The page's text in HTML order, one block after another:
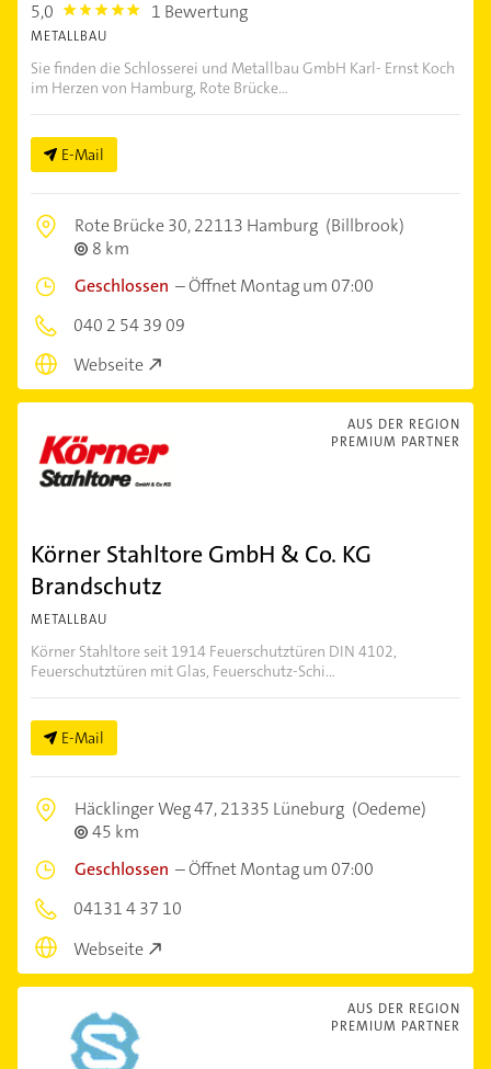
5,0 5.0 1 Bewertung
METALLBAU
Sie finden die Schlosserei und Metallbau GmbH Karl- Ernst Koch
im Herzen von Hamburg, Rote Brücke...
E-Mail
Rote Brücke 30,22113 Hamburg (Billbrook)
8 km
Geschlossen –Öffnet Montag um 07:00
040 2 54 39 09
Webseite
AUS DER REGION
PREMIUM PARTNER
Körner Stahltore GmbH & Co. KG
Brandschutz
METALLBAU
Körner Stahltore seit 1914 Feuerschutztüren DIN 4102,
Feuerschutztüren mit Glas, Feuerschutz-Schi...
E-Mail
Häcklinger Weg 47,21335 Lüneburg (Oedeme)
45 km
Geschlossen –Öffnet Montag um 07:00
04131 4 37 10
Webseite
AUS DER REGION
PREMIUM PARTNER